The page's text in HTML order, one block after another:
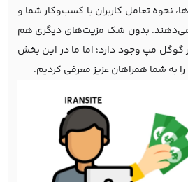
نحوه تعامل کاربران با کسب‌وکار شما و
می‌دهند. بدون شک مزیت‌های دیگری هم
مپ وجود دارد؛ اما ما در این بخش
به شما همراهان عزیز معرفی کردیم.